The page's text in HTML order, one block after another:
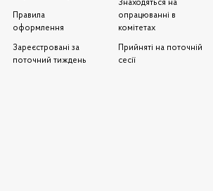
Правила
оформлення
Зареєстровані за
поточний тиждень
Знаходяться на
опрацюванні в
комітетах
Прийняті на поточній
сесії